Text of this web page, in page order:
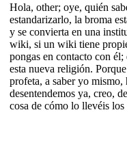
Hola, other; oye, quién
estandarizarlo, la broma
y se convierta en una
wiki, si un wiki tiene
pongas en contacto con él;
esta nueva religión.
profeta, a saber yo mismo,
desentendemos ya, creo,
cosa de cómo lo llevéis los